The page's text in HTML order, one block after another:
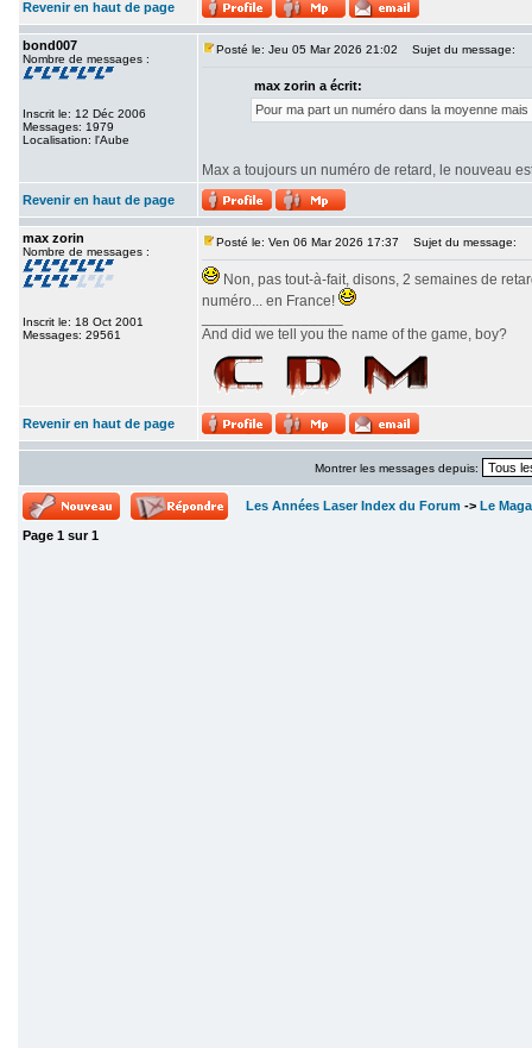
Revenir en haut de page
bond007
Nombre de messages :
Inscrit le: 12 Déc 2006
Messages: 1979
Localisation: l'Aube
Posté le: Jeu 05 Mar 2026 21:02 Sujet du message:
max zorin a écrit:
Pour ma part un numéro dans la moyenne
Max a toujours un numéro de retard, le nouveau
Revenir en haut de page
max zorin
Nombre de messages :
Inscrit le: 18 Oct 2001
Messages: 29561
Posté le: Ven 06 Mar 2026 17:37 Sujet du message:
Non, pas tout-à-fait, disons, 2 semaines de
numéro... en France!
And did we tell you the name of the game, boy?
Revenir en haut de page
Montrer les messages depuis:
Les Années Laser Index du Forum -> Le
Page 1 sur1